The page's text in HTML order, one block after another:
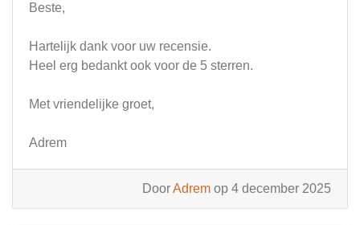
Beste,
Hartelijk dank voor uw recensie.
Heel erg bedankt ook voor de 5 sterren.
Met vriendelijke groet,
Adrem
DoorAdrem op 4 december 2025